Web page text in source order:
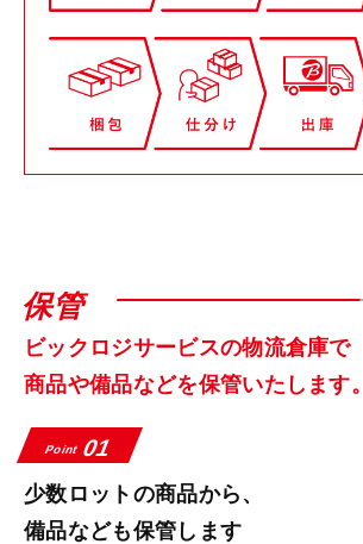
保管
ビックロジサービスの物流倉庫で
商品や備品などを保管いたします。
Point 01
少数ロットの商品から、
備品なども保管します